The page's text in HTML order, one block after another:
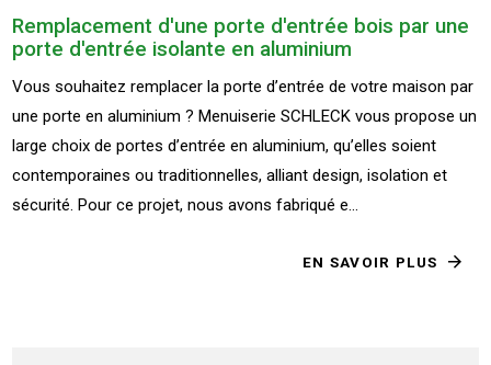
Remplacement d'une porte d'entrée bois par une
porte d'entrée isolante en aluminium
Vous souhaitez remplacer la porte d’entrée de votre maison par
une porte en aluminium ? Menuiserie SCHLECK vous propose un
large choix de portes d’entrée en aluminium, qu’elles soient
contemporaines ou traditionnelles, alliant design, isolation et
sécurité. Pour ce projet, nous avons fabriqué e...
EN SAVOIR PLUS